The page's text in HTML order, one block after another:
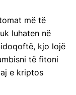
më të
luhaten në
kjo lojë
të fitoni
e kriptos